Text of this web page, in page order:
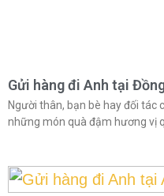
Gửi hàng đi Anh tại
Người thân, bạn bè hay đối tác
những món quà đậm hương vị